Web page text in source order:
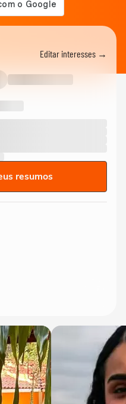
Editar interesses →
resumos